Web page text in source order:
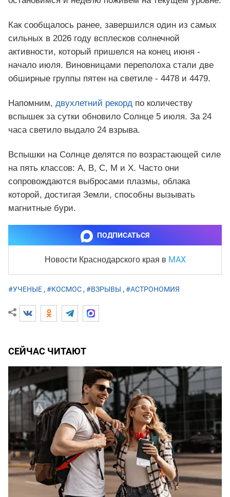
Как сообщалось ранее, завершился один из самых
сильных в 2026 году всплесков солнечной
активности, который пришелся на конец июня -
начало июля. Виновницами переполоха стали две
обширные группы пятен на светиле - 4478 и 4479.
Напомним, двухлетний рекорд по количеству
вспышек за сутки обновило Солнце 5 июля. За 24
часа светило выдало 24 взрыва.
Вспышки на Солнце делятся по возрастающей силе
на пять классов: A, B, C, M и X. Часто они
сопровождаются выбросами плазмы, облака
которой, достигая Земли, способны вызывать
магнитные бури.
ПОДПИСАТЬСЯ
Новости Краснодарского края в MAX
#УЧЕНЫЕ, #КОСМОС, #ВЗРЫВЫ , #АСТРОНОМИЯ
СЕЙЧАС ЧИТАЮТ